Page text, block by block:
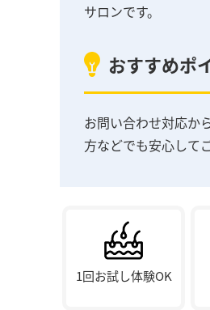
サロンです。
おすすめポ
お問い合わせ対応か
方などでも安心して
1回お試し体験OK